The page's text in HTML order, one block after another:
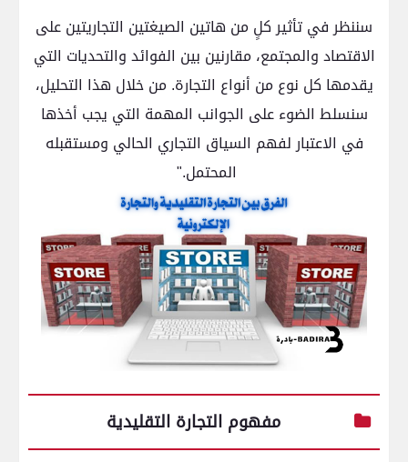
سننظر في تأثير كلٍ من هاتين الصيغتين التجاريتين على
الاقتصاد والمجتمع، مقارنين بين الفوائد والتحديات التي
يقدمها كل نوع من أنواع التجارة. من خلال هذا التحليل،
سنسلط الضوء على الجوانب المهمة التي يجب أخذها
في الاعتبار لفهم السياق التجاري الحالي ومستقبله
المحتمل."
مفهوم التجارة التقليدية